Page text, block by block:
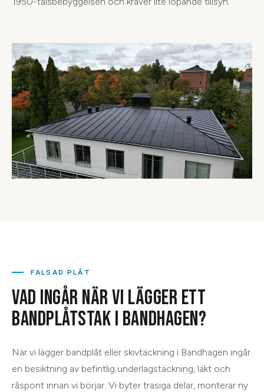
FALSAD PLÅT
VAD INGÅR NÄR VI LÄGGER ETT
BANDPLÅTSTAK I BANDHAGEN?
När vi lägger bandplåt eller skivtäckning i Bandhagen ingår
en besiktning av befintlig underlagstäckning, läkt och
råspont innan vi börjar. Vi byter trasiga delar, monterar ny